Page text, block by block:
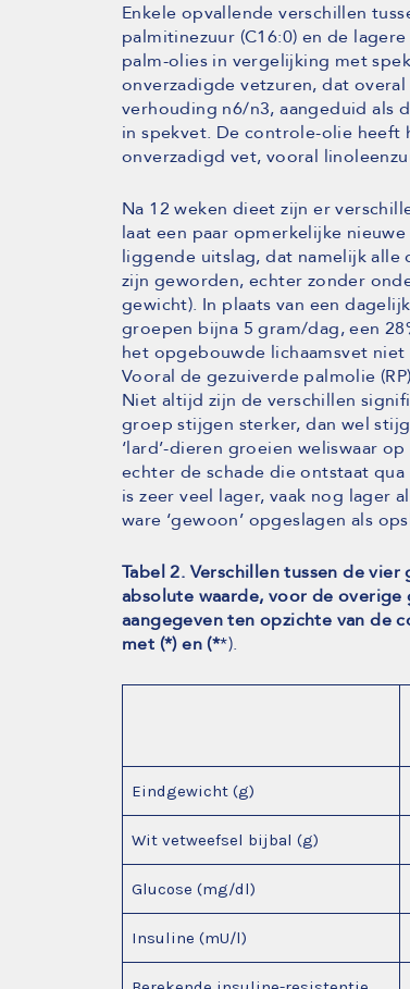
Enkele opvallende verschillen
palmitinezuur (C16:0) en de
palm-olies in vergelijking met
onverzadigde vetzuren, dat
verhouding n6/n3, aangeduid als
in spekvet. De controle-olie heeft
onverzadigd vet, vooral
Na 12 weken dieet zijn er
laat een paar opmerkelijke
liggende uitslag, dat namelijk
zijn geworden, echter zonder
gewicht). In plaats van een
groepen bijna 5 gram/dag, een
het opgebouwde lichaamsvet
Vooral de gezuiverde palmolie
Niet altijd zijn de verschillen
groep stijgen sterker, dan wel
‘lard’-dieren groeien weliswaar
echter de schade die ontstaat
is zeer veel lager, vaak nog lager
ware ‘gewoon’ opgeslagen als
Tabel 2. Verschillen tussen de
absolute waarde, voor de
aangegeven ten opzichte van de
met (*) en (**).
Eindgewicht (g)
Wit vetweefsel bijbal (g)
Glucose (mg/dl)
Insuline (mU/l)